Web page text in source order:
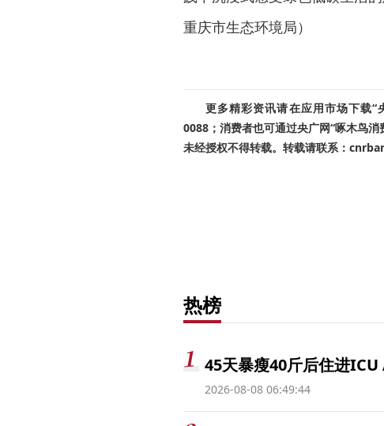
重庆市生态环境局）
更多精彩资讯请在应用市场下载“
0088；消费者也可通过央广网“啄木鸟
未经授权不得转载。转载请联系：
热榜
45天暴瘦40斤后住进
2026-08-08 06:49:44